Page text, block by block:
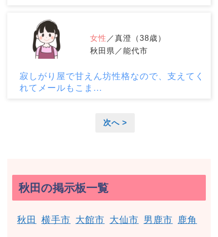
女性 ／真澄（38歳）
秋田県／能代市
寂しがり屋で甘えん坊性格なので、支えてく
れてメールもこま...
次へ >
秋田の掲示板一覧
秋田 横手市 大館市 大仙市 男鹿市 鹿角